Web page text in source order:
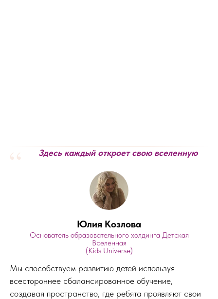
“ Здесь каждый откроет свою вселенную
Юлия Козлова
Основатель образовательного холдинга Детская
Вселенная
(Kids Universe)
Мы способствуем развитию детей используя
всестороннее сбалансированное обучение,
создавая пространство, где ребята проявляют свои